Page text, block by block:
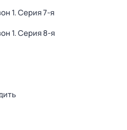
1. Серия 7-я
1. Серия 8-я